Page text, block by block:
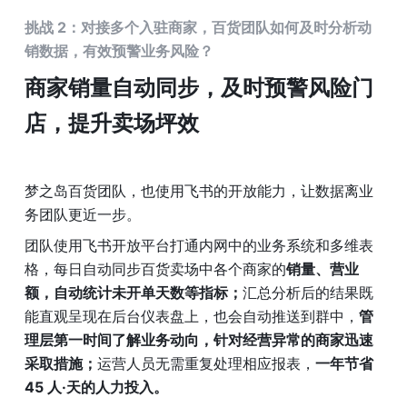
挑战 2：对接多个入驻商家，百货团队如何及时分析动
销数据，有效预警业务风险？
商家销量自动同步，及时预警风险门
店，提升卖场坪效
梦之岛百货团队，也使用飞书的开放能力，让数据离业
务团队更近一步。
团队使用飞书开放平台打通内网中的业务系统和多维表
格，每日自动同步百货卖场中各个商家的销量、营业
额，自动统计未开单天数等指标； 汇总分析后的结果既
能直观呈现在后台仪表盘上，也会自动推送到群中， 管
理层第一时间了解业务动向，针对经营异常的商家迅速
采取措施； 运营人员无需重复处理相应报表， 一年节省
45 人·天的人力投入。